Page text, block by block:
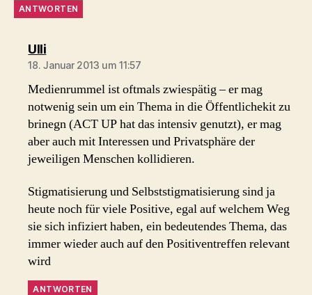
ANTWORTEN
Ullisagt:
18. Januar 2013 um 11:57
Medienrummel ist oftmals zwiespätig – er mag
notwenig sein um ein Thema in die Öffentlichekit zu
brinegn (ACT UP hat das intensiv genutzt), er mag
aber auch mit Interessen und Privatsphäre der
jeweiligen Menschen kollidieren.
Stigmatisierung und Selbststigmatisierung sind ja
heute noch für viele Positive, egal auf welchem Weg
sie sich infiziert haben, ein bedeutendes Thema, das
immer wieder auch auf den Positiventreffen relevant
wird
ANTWORTEN